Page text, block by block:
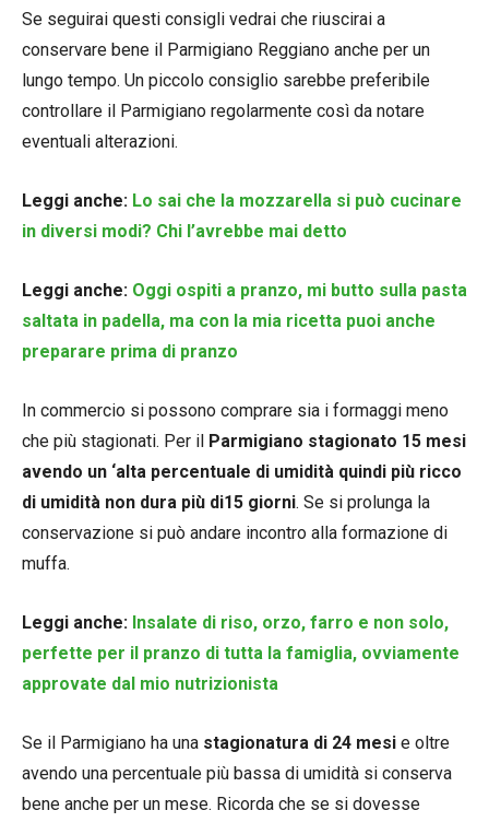
Se seguirai questi consigli vedrai che riuscirai a
conservare bene il Parmigiano Reggiano anche per un
lungo tempo. Un piccolo consiglio sarebbe preferibile
controllare il Parmigiano regolarmente così da notare
eventuali alterazioni.
Leggi anche: Lo sai che la mozzarella si può cucinare
in diversi modi? Chi l’avrebbe mai detto
Leggi anche: Oggi ospiti a pranzo, mi butto sulla pasta
saltata in padella, ma con la mia ricetta puoi anche
preparare prima di pranzo
In commercio si possono comprare sia i formaggi meno
che più stagionati. Per il Parmigiano stagionato 15 mesi
avendo un ‘alta percentuale di umidità quindi più ricco
di umidità non dura più di15 giorni. Se si prolunga la
conservazione si può andare incontro alla formazione di
muffa.
Leggi anche: Insalate di riso, orzo, farro e non solo,
perfette per il pranzo di tutta la famiglia, ovviamente
approvate dal mio nutrizionista
Se il Parmigiano ha una stagionatura di 24 mesi e oltre
avendo una percentuale più bassa di umidità si conserva
bene anche per un mese. Ricorda che se si dovesse